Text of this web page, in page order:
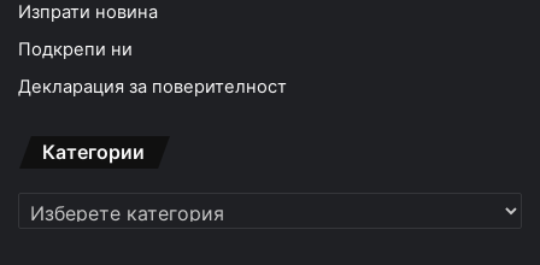
Изпрати новина
Подкрепи ни
Декларация за поверителност
Категории
Категории